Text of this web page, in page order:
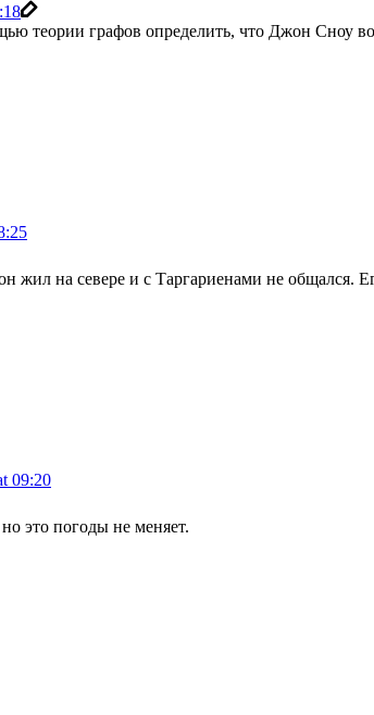
теории графов определить, что Джон Сноу
жил на севере и с Таргариенами не общался.
09:20
это погоды не меняет.